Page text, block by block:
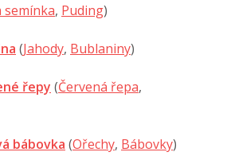
semínka, Puding)
(Jahody, Bublaniny)
řepy (Červená řepa,
bábovka (Ořechy, Bábovky)